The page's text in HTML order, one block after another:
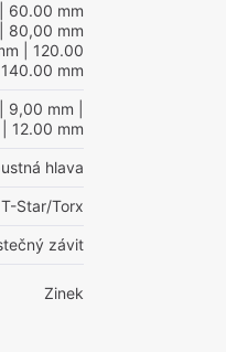
| 60.00 mm
| 80,00 mm
| 120.00
140.00 mm
| 9,00 mm
| 12.00 mm
hlava
T-Star/Torx
závit
Zinek